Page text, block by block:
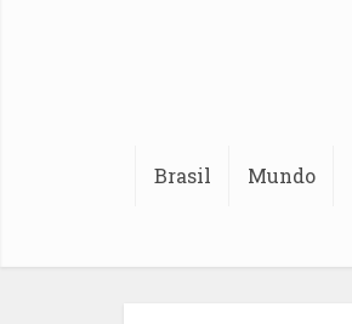
Brasil Mundo